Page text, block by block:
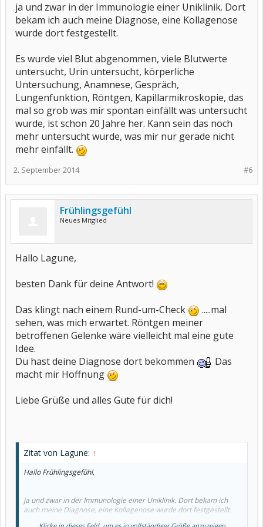
ja und zwar in der Immunologie einer Uniklinik. Dort
bekam ich auch meine Diagnose, eine Kollagenose
wurde dort festgestellt.
Es wurde viel Blut abgenommen, viele Blutwerte
untersucht, Urin untersucht, körperliche
Untersuchung, Anamnese, Gespräch,
Lungenfunktion, Röntgen, Kapillarmikroskopie, das
mal so grob was mir spontan einfällt was untersucht
wurde, ist schon 20 Jahre her. Kann sein das noch
mehr untersucht wurde, was mir nur gerade nicht
mehr einfällt.
#6
2. September 2014
Frühlingsgefühl
Neues Mitglied
Hallo Lagune,
besten Dank für deine Antwort!
Das klingt nach einem Rund-um-Check
.....mal
sehen, was mich erwartet. Röntgen meiner
betroffenen Gelenke wäre vielleicht mal eine gute
Idee.
Du hast deine Diagnose dort bekommen
Das
macht mir Hoffnung
Liebe Grüße und alles Gute für dich!
Zitat von Lagune: ↑
Hallo Frühlingsgefühl,
ja und zwar in der Immunologie einer Uniklinik. Dort bekam ich
auch meine Diagnose, eine Kollagenose wurde dort festgestellt.